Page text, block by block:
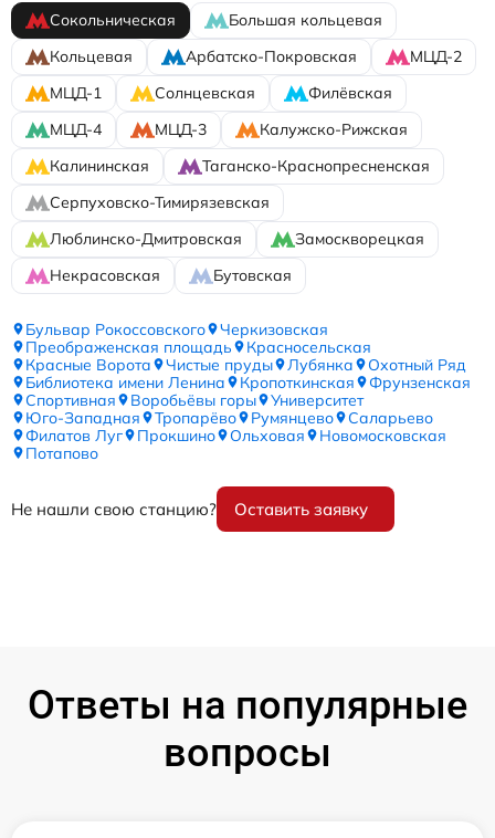
Сокольническая
Большая кольцевая
Кольцевая
Арбатско-Покровская
МЦД-2
МЦД-1
Солнцевская
Филёвская
МЦД-4
МЦД-3
Калужско-Рижская
Калининская
Таганско-Краснопресненская
Серпуховско-Тимирязевская
Люблинско-Дмитровская
Замоскворецкая
Некрасовская
Бутовская
Бульвар Рокоссовского
Черкизовская
Преображенская площадь
Красносельская
Красные Ворота
Чистые пруды Лубянка
Охотный Ряд
Библиотека имени Ленина
Кропоткинская
Фрунзенская
Спортивная
Воробьёвы горы
Университет
Юго-Западная
Тропарёво Румянцево
Саларьево
Филатов Луг
Прокшино Ольховая
Новомосковская
Потапово
Не нашли свою станцию? Оставить заявку
Ответы на популярные
вопросы